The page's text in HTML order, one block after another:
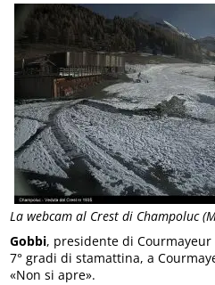
La webcam al Crest di Champoluc
Gobbi, presidente di
7° gradi di stamattina, a
«Non si apre».